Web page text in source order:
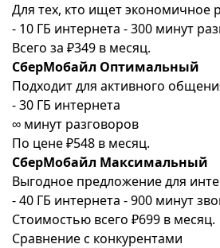
Для тех, кто ищет экономичное
- 10 ГБ интернета - 300 минут
Всего за ₽349 в месяц.
СберМобайл Оптимальный
Подходит для активного
- 30 ГБ интернета
∞ минут разговоров
По цене ₽548 в месяц.
СберМобайл Максимальный
Выгодное предложение для
- 40 ГБ интернета - 900 минут
Стоимостью всего ₽699 в месяц.
Сравнение с конкурентами